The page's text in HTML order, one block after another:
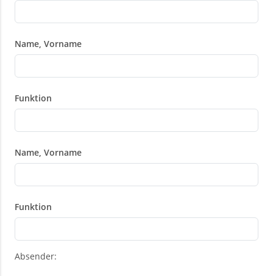
Name, Vorname
Funktion
Name, Vorname
Funktion
Absender: